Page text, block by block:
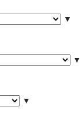
▼
▼
▼